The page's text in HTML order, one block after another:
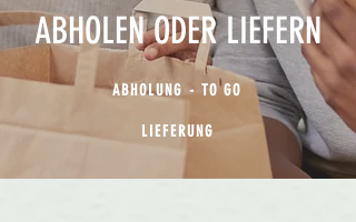
ABHOLEN ODER LIEFERN
ABHOLUNG - TO GO
LIEFERUNG